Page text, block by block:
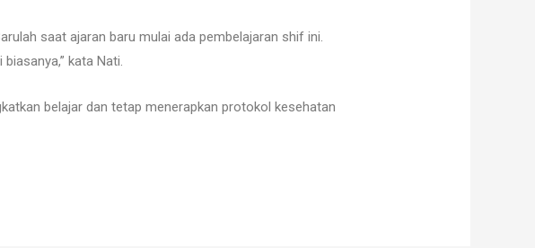
saat ajaran baru mulai ada pembelajaran shif ini.
kata Nati.
belajar dan tetap menerapkan protokol kesehatan